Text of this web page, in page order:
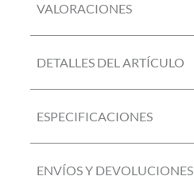
VALORACIONES
DETALLES DEL ARTÍCULO
ESPECIFICACIONES
ENVÍOS Y DEVOLUCIONES